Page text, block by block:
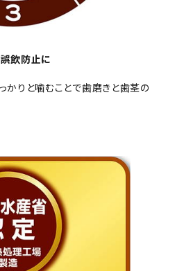
飲防止に
かりと噛むことで歯磨きと歯茎の